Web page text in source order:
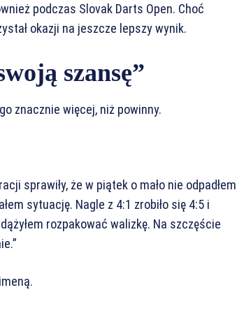
podczas Slovak Darts Open. Choć
okazji na jeszcze lepszy wynik.
szansę”
znacznie więcej, niż powinny.
sprawiły, że w piątek o mało nie odpadłem
sytuację. Nagle z 4:1 zrobiło się 4:5 i
rozpakować walizkę. Na szczęście